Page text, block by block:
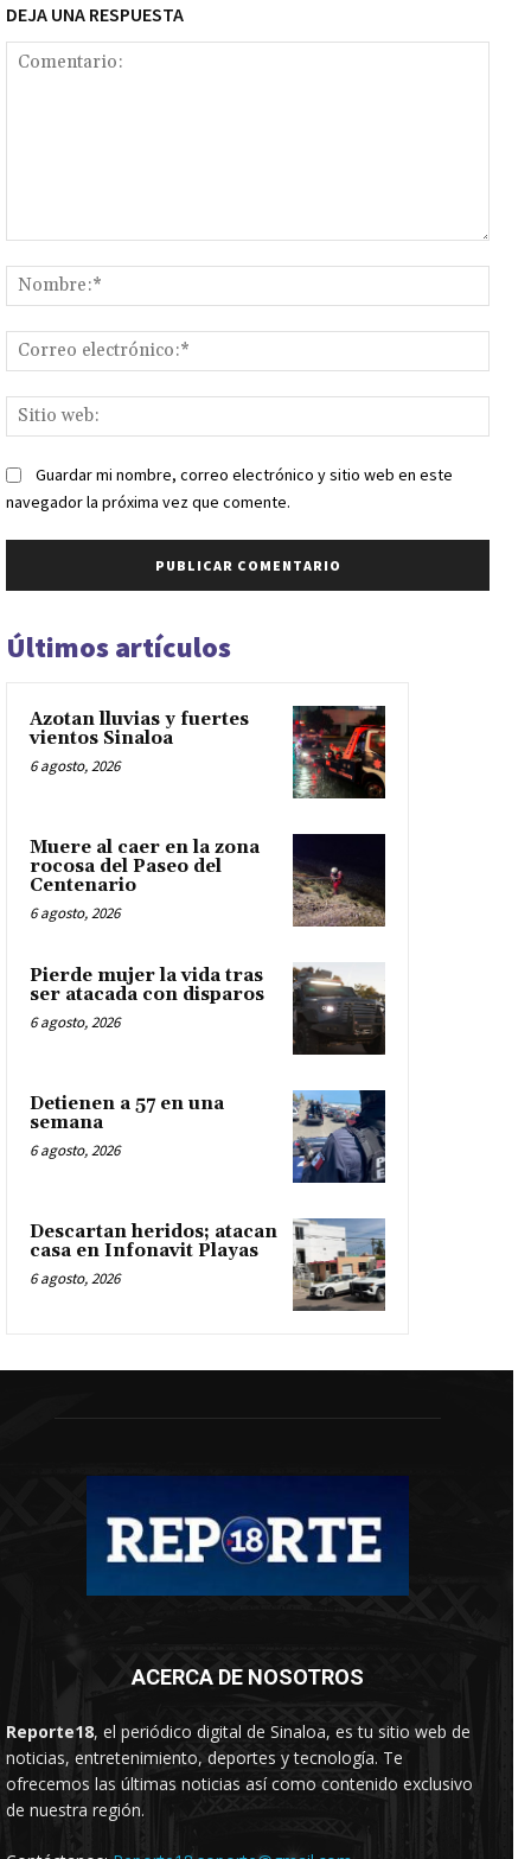
DEJA UNA RESPUESTA
web:
Guardar mi nombre, correo electrónico y sitio web en este
navegador la próxima vez que comente.
Últimos artículos
Azotan lluvias y fuertes
vientos Sinaloa
6 agosto, 2026
Muere al caer en la zona
rocosa del Paseo del
Centenario
6 agosto, 2026
Pierde mujer la vida tras
ser atacada con disparos
6 agosto, 2026
Detienen a 57 en una
semana
6 agosto, 2026
Descartan heridos; atacan
casa en Infonavit Playas
6 agosto, 2026
ACERCA DE NOSOTROS
Reporte18, el periódico digital de Sinaloa, es tu sitio web de
noticias, entretenimiento, deportes y tecnología. Te
ofrecemos las últimas noticias así como contenido exclusivo
de nuestra región.